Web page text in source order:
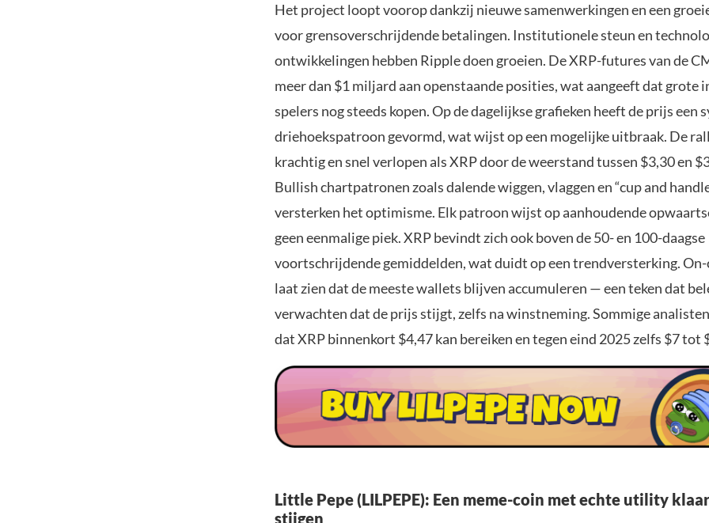
Het project loopt voorop dankzij nieuwe samenwerkingen en een
voor grensoverschrijdende betalingen. Institutionele steun en
ontwikkelingen hebben Ripple doen groeien. De XRP-futures van de
meer dan $1 miljard aan openstaande posities, wat aangeeft dat
spelers nog steeds kopen. Op de dagelijkse grafieken heeft de prijs een
driehoekspatroon gevormd, wat wijst op een mogelijke uitbraak. De
krachtig en snel verlopen als XRP door de weerstand tussen $3,30 en
Bullish chartpatronen zoals dalende wiggen, vlaggen en “cup and
versterken het optimisme. Elk patroon wijst op aanhoudende
geen eenmalige piek. XRP bevindt zich ook boven de 50- en 100-daagse
voortschrijdende gemiddelden, wat duidt op een trendversterking.
laat zien dat de meeste wallets blijven accumuleren — een teken dat
verwachten dat de prijs stijgt, zelfs na winstneming. Sommige
dat XRP binnenkort $4,47 kan bereiken en tegen eind 2025 zelfs $7 tot
Little Pepe (LILPEPE): Een meme-coin met echte utility
stijgen